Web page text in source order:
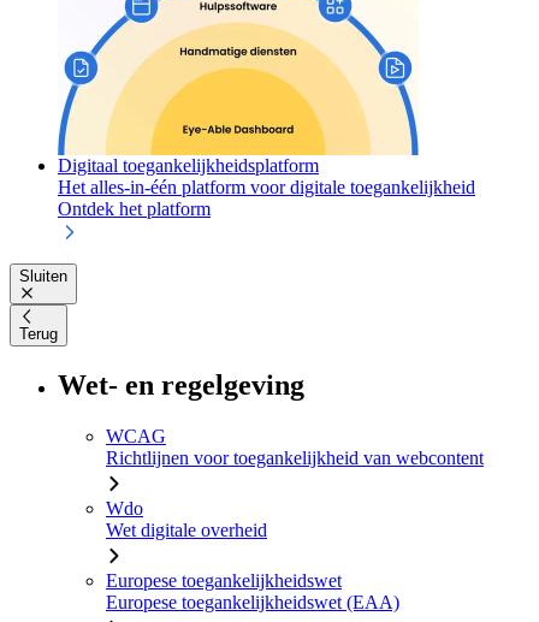
Digitaal toegankelijkheidsplatform
Het alles-in-één platform voor digitale toegankelijkheid
Ontdek het platform
Sluiten
Terug
Wet- en regelgeving
WCAG
Richtlijnen voor toegankelijkheid van webcontent
Wdo
Wet digitale overheid
Europese toegankelijkheidswet
Europese toegankelijkheidswet (EAA)